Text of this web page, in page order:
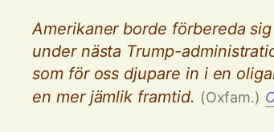
Amerikaner borde förbereda
under nästa Trump-
som för oss djupare in i en
en mer jämlik framtid. (Oxfam.)